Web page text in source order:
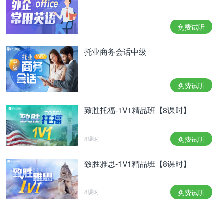
免费试听
托业商务会话中级
免费试听
致胜托福-1V1精品班【8课时】
8课时 免费试听
致胜雅思-1V1精品班【8课时】
8课时 免费试听